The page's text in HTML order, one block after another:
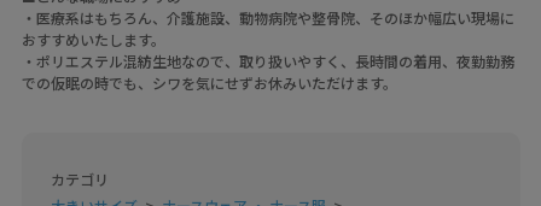
・医療系はもちろん、介護施設、動物病院や整骨院、そのほか幅広い現場に
おすすめいたします。
・ポリエステル混紡生地なので、取り扱いやすく、長時間の着用、夜勤勤務
での仮眠の時でも、シワを気にせずお休みいただけます。
カテゴリ